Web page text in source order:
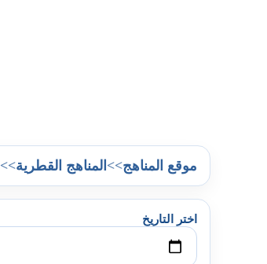
موقع المناهج>> المناهج القطرية>>
اختر التاريخ